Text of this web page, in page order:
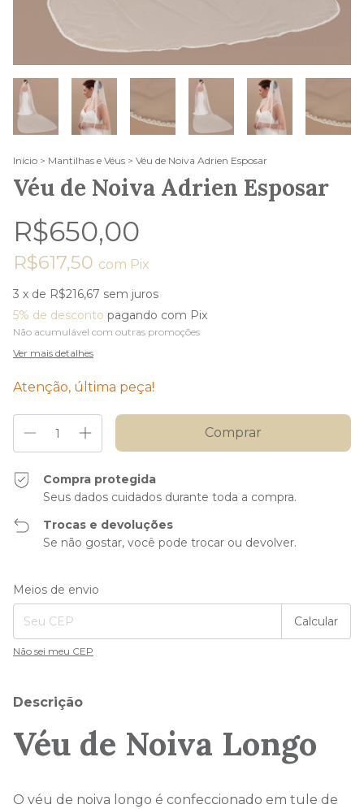
Início > Mantilhas e Véus > Véu de Noiva Adrien Esposar
Véu de Noiva Adrien Esposar
R$650,00
R$617,50 com Pix
3 x de R$216,67 sem juros
5% de desconto pagando com Pix
Não acumulável com outras promoções
Ver mais detalhes
Atenção, última peça!
Compra protegida
Seus dados cuidados durante toda a compra.
Trocas e devoluções
Se não gostar, você pode trocar ou devolver.
Entregas para o CEP:
Meios de envio
Calcular
Não sei meu CEP
Descrição
Véu de Noiva Longo
O véu de noiva longo é confeccionado em tule de